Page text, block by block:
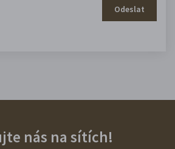
Odeslat
nás na sítích!